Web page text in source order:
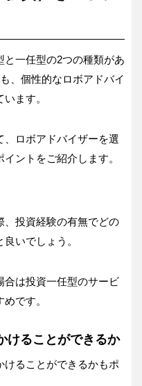
と一任型の2つの種類があ
、個性的なロボアドバイ
ます。
、ロボアドバイザーを選
ントをご紹介します。
、投資経験の有無でどの
いでしょう。
合は投資一任型のサービ
です。
けることができるか
けることができるかもポ